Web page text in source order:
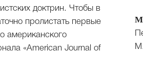
доктрин. Чтобы в
пролистать первые
американского
«American Journal of